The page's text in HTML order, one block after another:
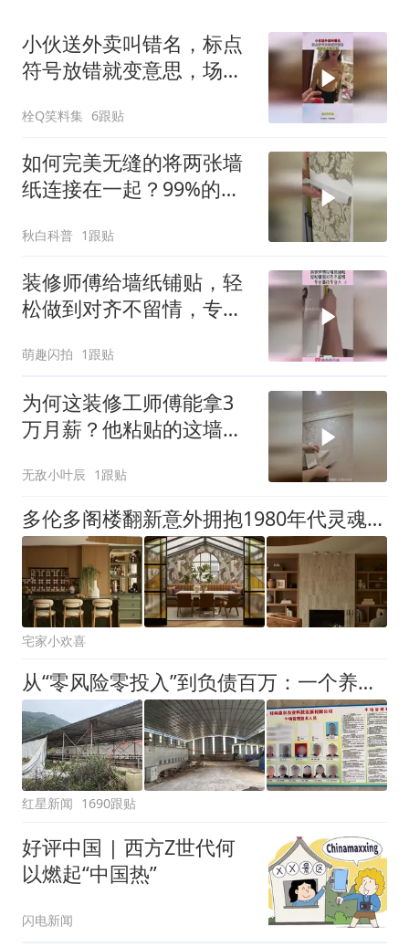
小伙送外卖叫错名，标点
符号放错就变意思，场面
栓Q笑料集 6跟贴
如何完美无缝的将两张墙
纸连接在一起？99%的师
秋白科普 1跟贴
装修师傅给墙纸铺贴，轻
松做到对齐不留情，专业
萌趣闪拍 1跟贴
为何这装修工师傅能拿3
万月薪？他粘贴的这墙纸
无敌小叶辰 1跟贴
多伦多阁楼翻新意外拥抱1980年代灵魂，弧形墙竟成主角
宅家小欢喜
从“零风险零投入”到负债百万：一个养牛项目崩盘后，谁该为农户的贷款买单丨红星调查
红星新闻 1690跟贴
好评中国 | 西方Z世代何
以燃起“中国热”
闪电新闻